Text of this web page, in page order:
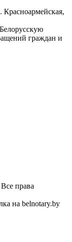
Красноармейская,
граждан и
права
на belnotary.by